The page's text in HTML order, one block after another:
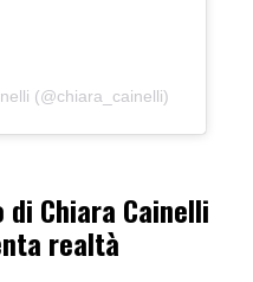
(@chiara_cainelli)
di Chiara Cainelli
realtà